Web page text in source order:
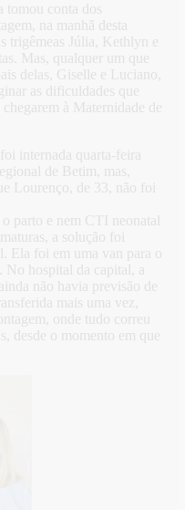
tomou conta dos
na manhã desta
trigêmeas Júlia, Kethlyn e
Mas, qualquer um que
delas, Giselle e Luciano,
as dificuldades que
à Maternidade de
internada quarta-feira
de Betim, mas,
Lourenço, de 33, não foi
parto e nem CTI neonatal
a solução foi
Ela foi em uma van para o
hospital da capital, a
não havia previsão de
mais uma vez,
onde tudo correu
desde o momento em que